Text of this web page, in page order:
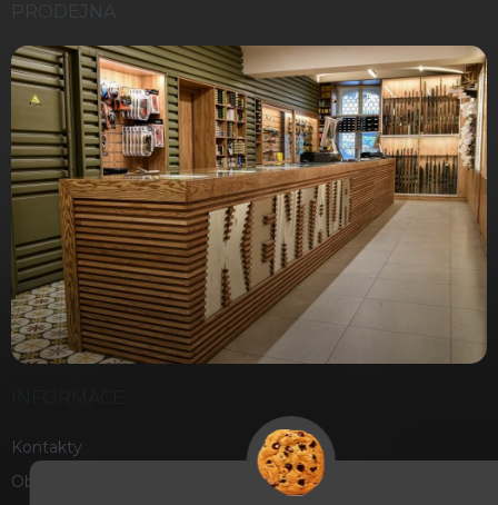
PRODEJNA
Kontakty
Obchodní podmínky